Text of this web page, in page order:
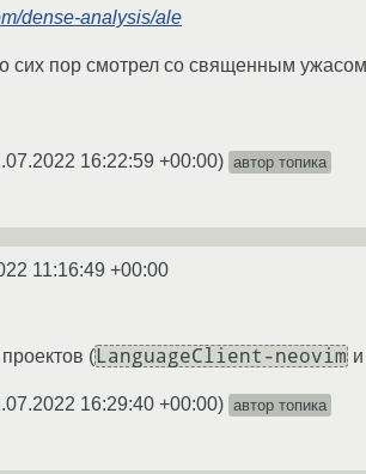
dense-analysis/ale
сих пор смотрел со священным
16:22:59 +00:00) автор топика
11:16:49 +00:00
(LanguageClient-neovim и
16:29:40 +00:00) автор топика